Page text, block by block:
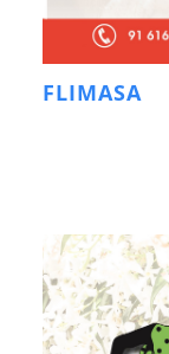
FLIMASA